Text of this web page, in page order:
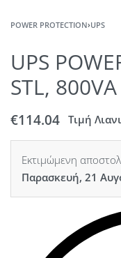
POWER PROTECTION›UPS
UPS
STL,
€114.04 Τιμή
Εκτιμώμενη
Παρασκευή, 21